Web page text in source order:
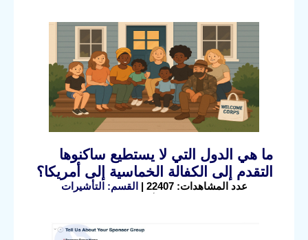
ما هي الدول التي لا يستطيع ساكنوها
التقدم إلى الكفالة الخماسية إلى أمريكا؟
عدد المشاهدات: 22407 | القسم: التأشيرات